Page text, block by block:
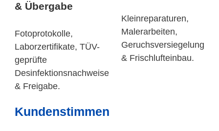
& Übergabe
Fotoprotokolle,
Laborzertifikate, TÜV-
geprüfte
Desinfektionsnachweise
& Freigabe.
Kleinreparaturen,
Malerarbeiten,
Geruchsversiegelung
& Frischlufteinbau.
Kundenstimmen